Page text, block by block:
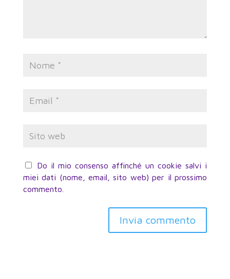
Do il mio consenso affinché un cookie salvi i
miei dati (nome, email, sito web) per il prossimo
commento.
Invia commento